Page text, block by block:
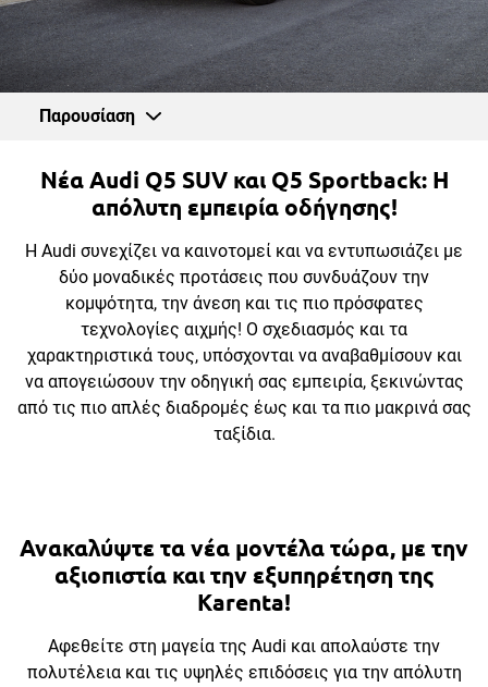
Παρουσίαση
Νέα Audi Q5 SUV και Q5 Sportback: Η
απόλυτη εμπειρία οδήγησης!
Η Audi συνεχίζει να καινοτομεί και να εντυπωσιάζει με
δύο μοναδικές προτάσεις που συνδυάζουν την
κομψότητα, την άνεση και τις πιο πρόσφατες
τεχνολογίες αιχμής! Ο σχεδιασμός και τα
χαρακτηριστικά τους, υπόσχονται να αναβαθμίσουν και
να απογειώσουν την οδηγική σας εμπειρία, ξεκινώντας
από τις πιο απλές διαδρομές έως και τα πιο μακρινά σας
ταξίδια.
Ανακαλύψτε τα νέα μοντέλα τώρα, με την
αξιοπιστία και την εξυπηρέτηση της
Karenta!
Αφεθείτε στη μαγεία της Audi και απολαύστε την
πολυτέλεια και τις υψηλές επιδόσεις για την απόλυτη